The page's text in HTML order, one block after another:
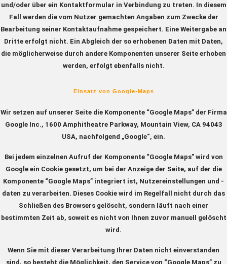
und/oder über ein Kontaktformular in Verbindung zu treten. In diesem
Fall werden die vom Nutzer gemachten Angaben zum Zwecke der
Bearbeitung seiner Kontaktaufnahme gespeichert. Eine Weitergabe an
Dritte erfolgt nicht. Ein Abgleich der so erhobenen Daten mit Daten,
die möglicherweise durch andere Komponenten unserer Seite erhoben
werden, erfolgt ebenfalls nicht.
Einsatz von Google-Maps
Wir setzen auf unserer Seite die Komponente “Google Maps” der Firma
Google Inc., 1600 Amphitheatre Parkway, Mountain View, CA 94043
USA, nachfolgend „Google“, ein.
Bei jedem einzelnen Aufruf der Komponente “Google Maps” wird von
Google ein Cookie gesetzt, um bei der Anzeige der Seite, auf der die
Komponente “Google Maps” integriert ist, Nutzereinstellungen und -
daten zu verarbeiten. Dieses Cookie wird im Regelfall nicht durch das
Schließen des Browsers gelöscht, sondern läuft nach einer
bestimmten Zeit ab, soweit es nicht von Ihnen zuvor manuell gelöscht
wird.
Wenn Sie mit dieser Verarbeitung Ihrer Daten nicht einverstanden
sind, so besteht die Möglichkeit, den Service von “Google Maps” zu